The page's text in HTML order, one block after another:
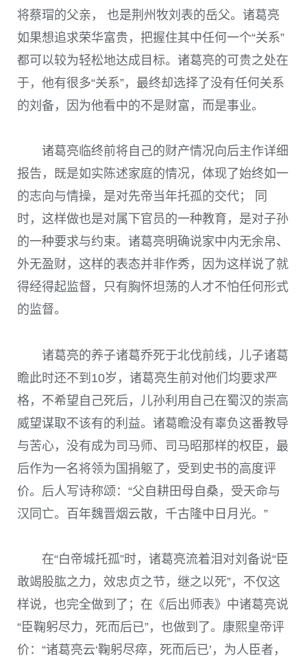
将蔡瑁的父亲， 也是荆州牧刘表的岳父。诸葛亮
如果想追求荣华富贵，把握住其中任何一个“关系”
都可以较为轻松地达成目标。诸葛亮的可贵之处在
于，他有很多“关系”，最终却选择了没有任何关系
的刘备，因为他看中的不是财富，而是事业。
诸葛亮临终前将自己的财产情况向后主作详细
报告，既是如实陈述家庭的情况，体现了始终如一
的志向与情操，是对先帝当年托孤的交代； 同
时，这样做也是对属下官员的一种教育，是对子孙
的一种要求与约束。诸葛亮明确说家中内无余帛、
外无盈财，这样的表态并非作秀，因为这样说了就
得经得起监督，只有胸怀坦荡的人才不怕任何形式
的监督。
诸葛亮的养子诸葛乔死于北伐前线，儿子诸葛
瞻此时还不到10岁，诸葛亮生前对他们均要求严
格，不希望自己死后，儿孙利用自己在蜀汉的崇高
威望谋取不该有的利益。诸葛瞻没有辜负这番教导
与苦心，没有成为司马师、司马昭那样的权臣，最
后作为一名将领为国捐躯了，受到史书的高度评
价。后人写诗称颂：“父自耕田母自桑，受天命与
汉同亡。百年魏晋烟云散，千古隆中日月光。”
在“白帝城托孤”时，诸葛亮流着泪对刘备说“臣
敢竭股肱之力，效忠贞之节，继之以死”，不仅这
样说，也完全做到了；在《后出师表》中诸葛亮说
“臣鞠躬尽力，死而后已”，也做到了。康熙皇帝评
价：“诸葛亮云‘鞠躬尽瘁，死而后已’，为人臣者，